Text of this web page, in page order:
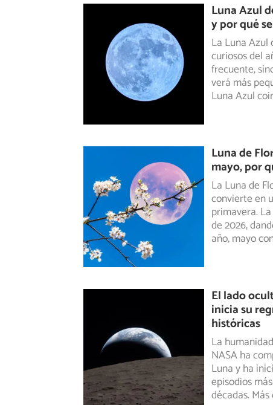
Luna Azul
y por qué
La Luna Azul
curiosos del
frecuente,
verá más
Luna Azul
Luna de
mayo, por
La Luna de
convierte en
primavera.
de 2026,
año, mayo
El lado
inicia su
históricas
La
NASA ha
Lunay ha
episodios
décadas.